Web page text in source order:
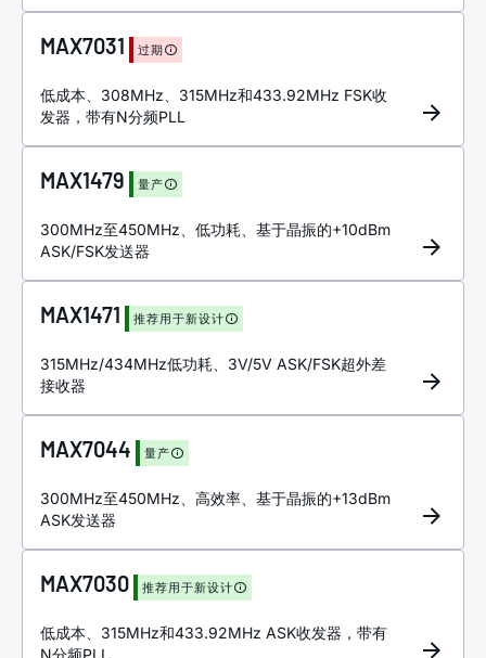
MAX7031 过期
低成本、308MHz、315MHz和433.92MHz FSK收
发器，带有N分频PLL
MAX1479 量产
300MHz至450MHz、低功耗、基于晶振的+10dBm
ASK/FSK发送器
MAX1471 推荐用于新设计
315MHz/434MHz低功耗、3V/5V ASK/FSK超外差
接收器
MAX7044 量产
300MHz至450MHz、高效率、基于晶振的+13dBm
ASK发送器
MAX7030 推荐用于新设计
低成本、315MHz和433.92MHz ASK收发器，带有